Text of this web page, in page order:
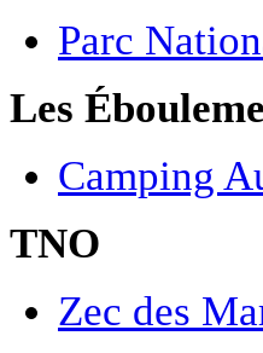
Parc
Les
Camping
TNO
Zec des